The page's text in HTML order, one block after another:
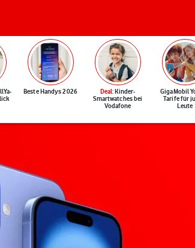
Beste Handys 2026 Deal: Kinder-
Smartwatches bei
Vodafone
GigaMobil
Tarife für
Leute